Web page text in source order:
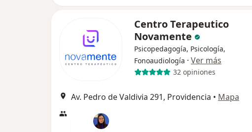
Centro Terapeutico
Novamente
Psicopedagogía, Psicología,
Fonoaudiología · Ver más
32 opiniones
Av. Pedro de Valdivia 291, Providencia • Mapa